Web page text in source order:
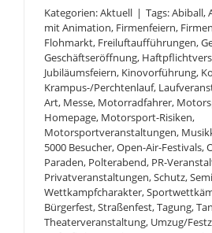
Kategorien:Aktuell | Tags:Abiball,
mit Animation, Firmenfeiern,
Flohmarkt, Freiluftaufführungen,
Geschäftseröffnung,
Jubiläumsfeiern, Kinovorführung,
Krampus-/Perchtenlauf,
Art, Messe, Motorradfahrer,
Homepage, Motorsport-Risiken,
Motorsportveranstaltungen,
5000 Besucher,Open-Air-Festivals,
Paraden, Polterabend, PR-
Privatveranstaltungen,Schutz,
Wettkampfcharakter,
Bürgerfest,Straßenfest,Tagung,
Theaterveranstaltung, Umzug/